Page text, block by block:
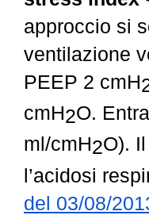
approccio si
ventilazione
PEEP 2 cmH
cmH2O.
ml/cmH2O).
l’acidosi
del 03/08/